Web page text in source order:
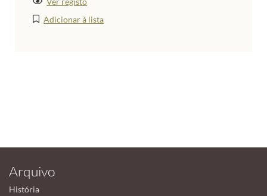
Adicionar à lista
Arquivo
História